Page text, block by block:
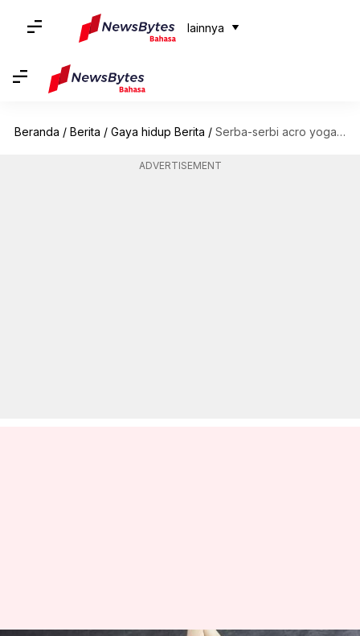
lainnya
Beranda / Berita / Gaya hidup Berita / Serba-serbi acro yoga, tren kebugaran terbaru
ADVERTISEMENT